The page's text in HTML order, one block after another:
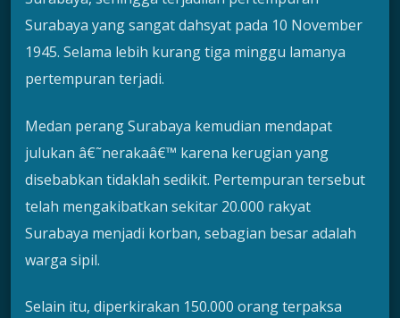
Surabaya yang sangat dahsyat pada 10 November
1945. Selama lebih kurang tiga minggu lamanya
pertempuran terjadi.
Medan perang Surabaya kemudian mendapat
julukan â€˜nerakaâ€™ karena kerugian yang
disebabkan tidaklah sedikit. Pertempuran tersebut
telah mengakibatkan sekitar 20.000 rakyat
Surabaya menjadi korban, sebagian besar adalah
warga sipil.
Selain itu, diperkirakan 150.000 orang terpaksa